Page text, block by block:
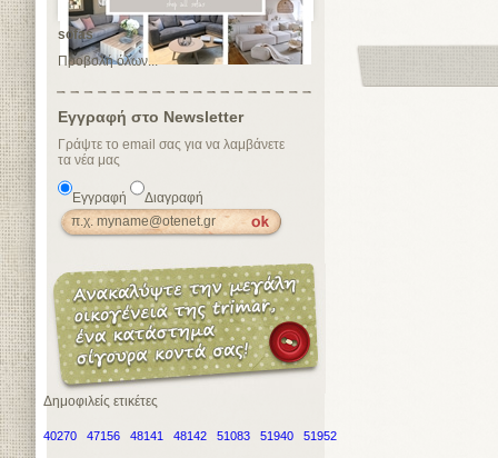
sofas
Προβολή όλων...
Εγγραφή στο Newsletter
Γράψτε το email σας για να λαμβάνετε
τα νέα μας
Εγγραφή Διαγραφή
Δημοφιλείς ετικέτες
40270 47156 48141 48142 51083 51940 51952